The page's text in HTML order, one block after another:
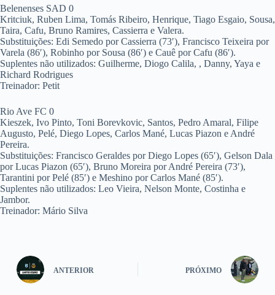
Belenenses SAD 0
Kritciuk, Ruben Lima, Tomás Ribeiro, Henrique, Tiago Esgaio, Sousa,
Taira, Cafu, Bruno Ramires, Cassierra e Valera.
Substituições: Edi Semedo por Cassierra (73′), Francisco Teixeira por
Varela (86′), Robinho por Sousa (86′) e Cauê por Cafu (86′).
Suplentes não utilizados: Guilherme, Diogo Calila, , Danny, Yaya e
Richard Rodrigues
Treinador: Petit
Rio Ave FC 0
Kieszek, Ivo Pinto, Toni Borevkovic, Santos, Pedro Amaral, Filipe
Augusto, Pelé, Diego Lopes, Carlos Mané, Lucas Piazon e André
Pereira.
Substituições: Francisco Geraldes por Diego Lopes (65′), Gelson Dala
por Lucas Piazon (65′), Bruno Moreira por André Pereira (73′),
Tarantini por Pelé (85′) e Meshino por Carlos Mané (85′).
Suplentes não utilizados: Leo Vieira, Nelson Monte, Costinha e
Jambor.
Treinador: Mário Silva
ANTERIOR PRÓXIMO